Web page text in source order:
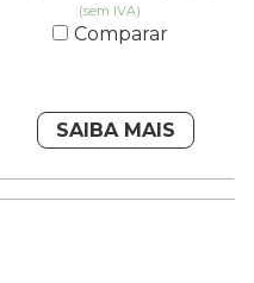
(sem IVA)
Comparar
SAIBA MAIS